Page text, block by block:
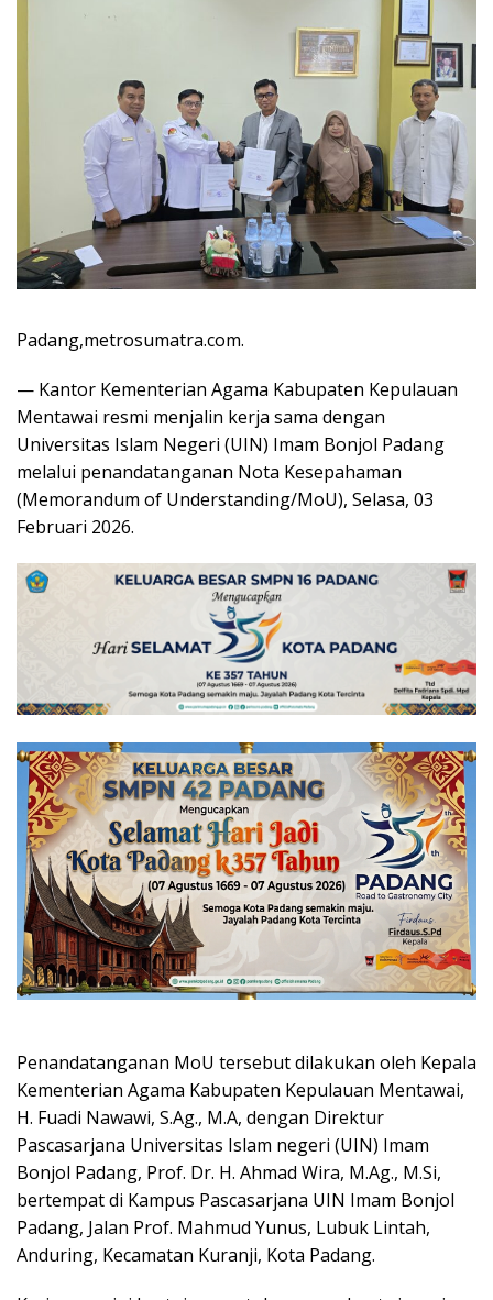
Padang,metrosumatra.com.
— Kantor Kementerian Agama Kabupaten Kepulauan
Mentawai resmi menjalin kerja sama dengan
Universitas Islam Negeri (UIN) Imam Bonjol Padang
melalui penandatanganan Nota Kesepahaman
(Memorandum of Understanding/MoU), Selasa, 03
Februari 2026.
Penandatanganan MoU tersebut dilakukan oleh Kepala
Kementerian Agama Kabupaten Kepulauan Mentawai,
H. Fuadi Nawawi, S.Ag., M.A, dengan Direktur
Pascasarjana Universitas Islam negeri (UIN) Imam
Bonjol Padang, Prof. Dr. H. Ahmad Wira, M.Ag., M.Si,
bertempat di Kampus Pascasarjana UIN Imam Bonjol
Padang, Jalan Prof. Mahmud Yunus, Lubuk Lintah,
Anduring, Kecamatan Kuranji, Kota Padang.